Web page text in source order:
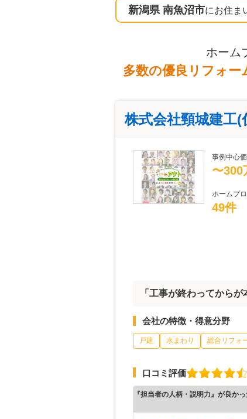
新潟県 南魚沼市にお住ま
ホーム
多数の優良リフォー
株式会社頸城建工
事例中心
〜300
ホームプ
49件
「工事が終わってから
会社の特徴・得意分野
戸建 水まわり 総合リフォ
口コミ評価
『担当者の人柄・説明力』が良かっ